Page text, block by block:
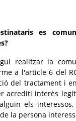
es
realitzar la
a l'article 6 del
del tractament i
acrediti interès
els
la persona